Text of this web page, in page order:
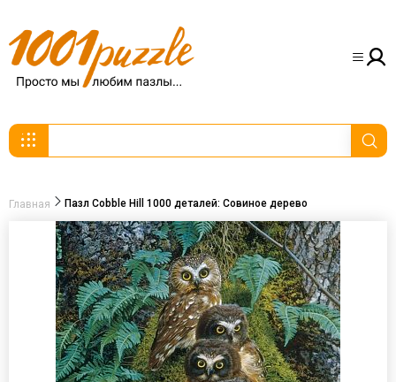
Главная Пазл Cobble Hill 1000 деталей: Совиное дерево